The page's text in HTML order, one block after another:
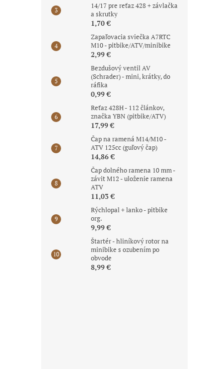
14/17 pre reťaz 428 + závlačka
a skrutky
1,70 €
Zapaľovacia sviečka A7RTC
M10 - pitbike/ATV/minibike
2,99 €
Bezdušový ventil AV
(Schrader) - mini, krátky, do
ráfika
0,99 €
Reťaz 428H - 112 článkov,
značka YBN (pitbike/ATV)
17,99 €
Čap na ramená M14/M10 -
ATV 125cc (guľový čap)
14,86 €
Čap dolného ramena 10 mm -
závit M12 - uloženie ramena
ATV
11,03 €
Rýchlopal + lanko - pitbike
org.
9,99 €
Štartér - hliníkový rotor na
minibike s ozubením po
obvode
8,99 €